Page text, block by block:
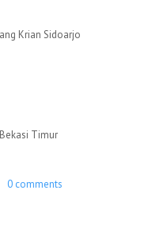
Krian Sidoarjo
Timur
0 comments